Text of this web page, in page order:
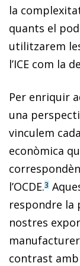
la
quants el
utilitzarem
l’ICE com la
Per enriquir
una
vinculem
econòmica
l’OCDE.3
respondre la
nostres
contrast amb